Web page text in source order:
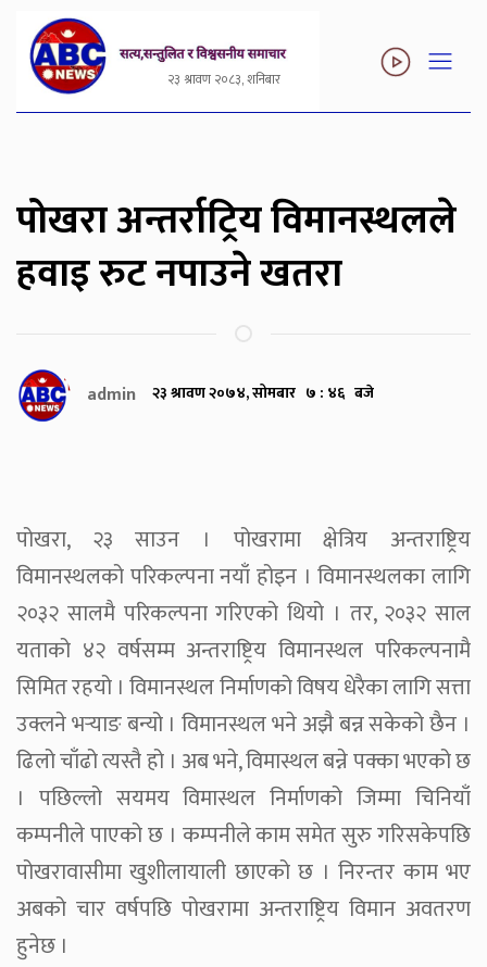
२३ श्रावण २०८३, शनिबार
पोखरा अन्तर्राट्रिय विमानस्थलले
हवाइ रुट नपाउने खतरा
admin २३ श्रावण २०७४, सोमबार ७ : ४६ बजे
पोखरा, २३ साउन । पोखरामा क्षेत्रिय अन्तराष्ट्रिय
विमानस्थलको परिकल्पना नयाँ होइन । विमानस्थलका लागि
२०३२ सालमै परिकल्पना गरिएको थियो । तर, २०३२ साल
यताको ४२ वर्षसम्म अन्तराष्ट्रिय विमानस्थल परिकल्पनामै
सिमित रहयो । विमानस्थल निर्माणको विषय धेरैका लागि सत्ता
उक्लने भर्‍याङ बन्यो । विमानस्थल भने अझै बन्न सकेको छैन ।
ढिलो चाँढो त्यस्तै हो । अब भने, विमास्थल बन्ने पक्का भएको छ
। पछिल्लो सयमय विमास्थल निर्माणको जिम्मा चिनियाँ
कम्पनीले पाएको छ । कम्पनीले काम समेत सुरु गरिसकेपछि
पोखरावासीमा खुशीलायाली छाएको छ । निरन्तर काम भए
अबको चार वर्षपछि पोखरामा अन्तराष्ट्रिय विमान अवतरण
हुनेछ ।